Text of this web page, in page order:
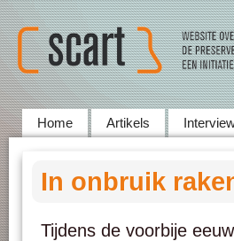
Home Artikels
In onbruik
Tijdens de voorbije